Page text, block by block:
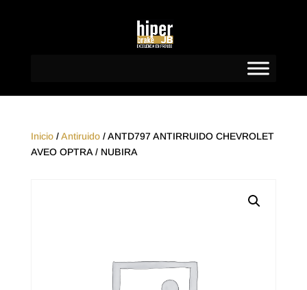
Inicio/Antiruido/ ANTD797 ANTIRRUIDO CHEVROLET
AVEO OPTRA / NUBIRA